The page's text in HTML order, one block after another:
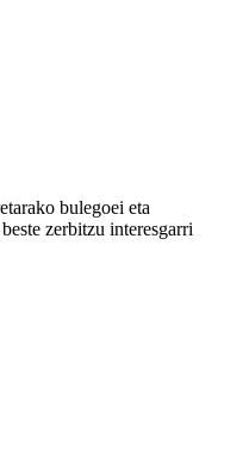
bulegoei eta
zerbitzu interesgarri